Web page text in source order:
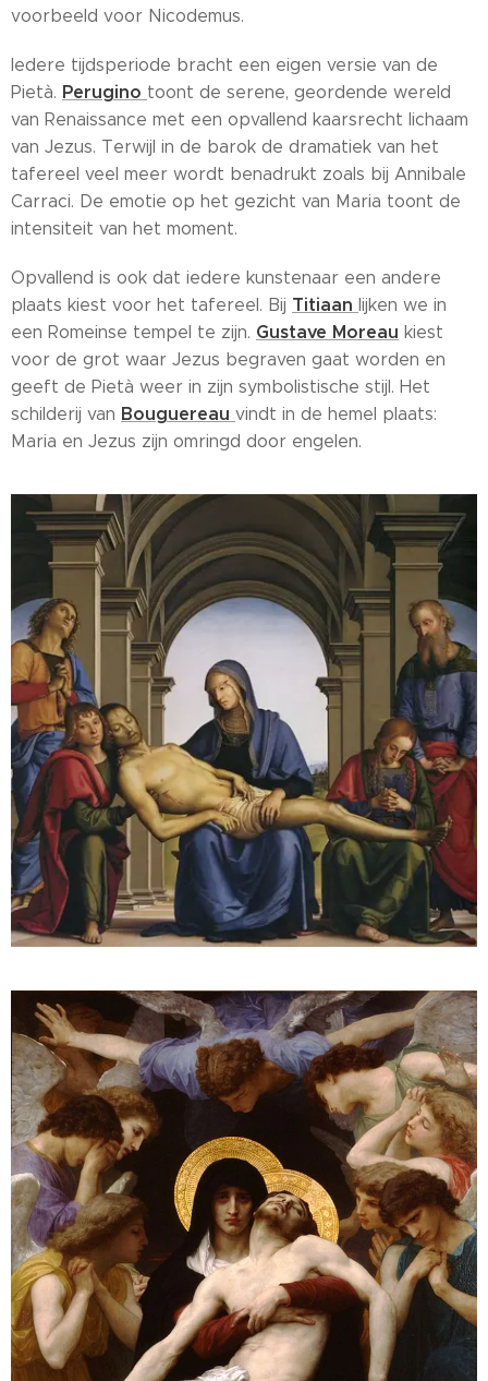
voorbeeld voor Nicodemus.
Iedere tijdsperiode bracht een eigen versie van de
Pietà. Perugino toont de serene, geordende wereld
van Renaissance met een opvallend kaarsrecht lichaam
van Jezus. Terwijl in de barok de dramatiek van het
tafereel veel meer wordt benadrukt zoals bij Annibale
Carraci. De emotie op het gezicht van Maria toont de
intensiteit van het moment.
Opvallend is ook dat iedere kunstenaar een andere
plaats kiest voor het tafereel. Bij Titiaan lijken we in
een Romeinse tempel te zijn. Gustave Moreau kiest
voor de grot waar Jezus begraven gaat worden en
geeft de Pietà weer in zijn symbolistische stijl. Het
schilderij van Bouguereau vindt in de hemel plaats:
Maria en Jezus zijn omringd door engelen.